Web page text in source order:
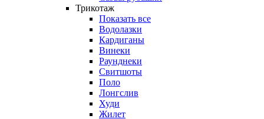
Трикотаж
Показать все
Водолазки
Кардиганы
Винеки
Раунднеки
Свитшоты
Поло
Лонгслив
Худи
Жилет